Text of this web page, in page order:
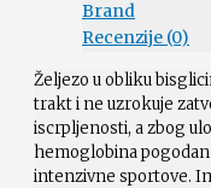
Brand
Recenzije (0)
Željezo u obliku
trakt i ne uzrokuje
iscrpljenosti, a zbog
hemoglobina
intenzivne sportove.